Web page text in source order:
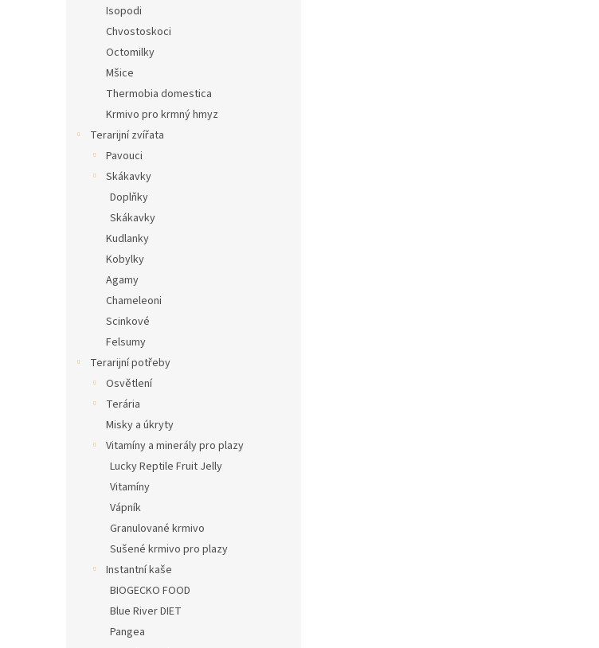
Isopodi
Chvostoskoci
Octomilky
Mšice
Thermobia domestica
Krmivo pro krmný hmyz
Terarijní zvířata
Pavouci
Skákavky
Doplňky
Skákavky
Kudlanky
Kobylky
Agamy
Chameleoni
Scinkové
Felsumy
Terarijní potřeby
Osvětlení
Terária
Misky a úkryty
Vitamíny a minerály pro plazy
Lucky Reptile Fruit Jelly
Vitamíny
Vápník
Granulované krmivo
Sušené krmivo pro plazy
Instantní kaše
BIOGECKO FOOD
Blue River DIET
Pangea